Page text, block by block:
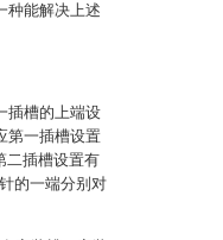
种能解决上述
插槽的上端设
第一插槽设置
二插槽设置有
的一端分别对